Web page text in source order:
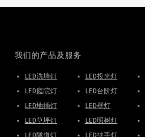
我们的产品及服务
LED洗墙灯 LED投光灯
LED庭院灯
LED台阶灯
LED地插灯
LED壁灯
LED草坪灯
LED照树灯
LED隧道灯
LED扶手灯